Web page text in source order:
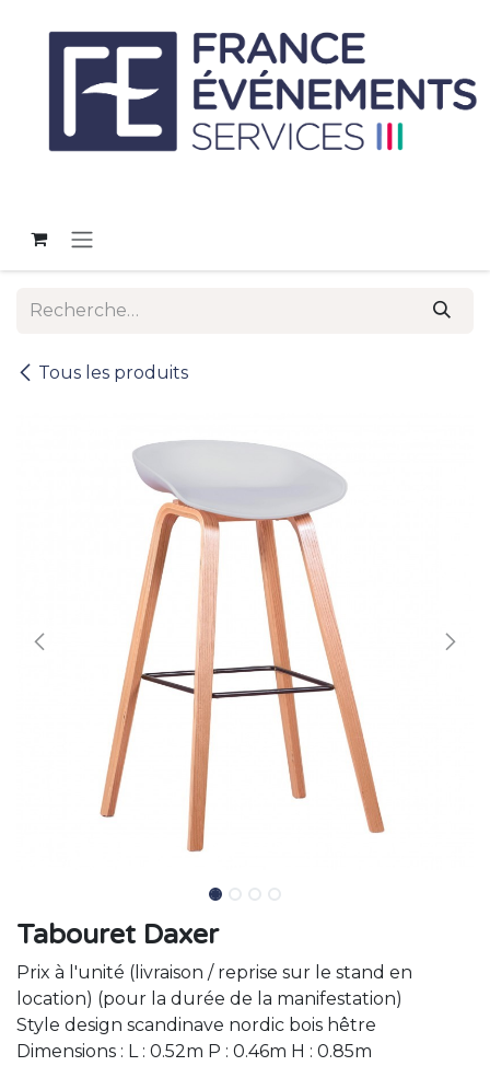
Tous les produits
Tabouret Daxer
Prix à l'unité (livraison / reprise sur le stand en
location) (pour la durée de la manifestation)
Style design scandinave nordic bois hêtre
Dimensions : L : 0.52m P : 0.46m H : 0.85m